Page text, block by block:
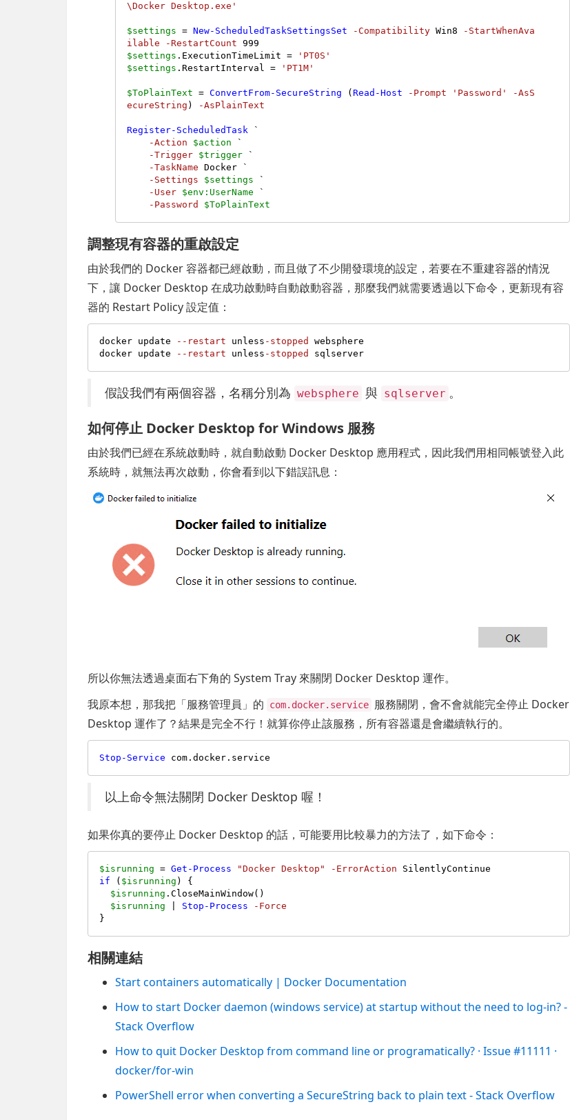
\Docker Desktop.exe'
$settings = New-ScheduledTaskSettingsSet -Compatibility Win8
-StartWhenAva
ilable
-RestartCount
999
$settings .ExecutionTimeLimit =
'PT0S'
$settings .RestartInterval = 'PT1M'
$ToPlainText = ConvertFrom-SecureString (Read-Host -Prompt 'Password'
-AsS
ecureString ) -AsPlainText
Register-ScheduledTask `
-Action
$action `
-Trigger $trigger `
-TaskName Docker `
-Settings
$settings `
-User $env:UserName `
-Password
$ToPlainText
調整現有容器的重啟設定
由於我們的 Docker 容器都已經啟動，而且做了不少開發環境的設定，若要在不重建容器的情況
下，讓 Docker Desktop 在成功啟動時自動啟動容器，那麼我們就需要透過以下命令，更新現有容
器的 Restart Policy 設定值：
docker update --restart unless -stopped
websphere
docker update
--restart unless -stopped
假設我們有兩個容器，名稱分別為 websphere 與 sqlserver 。
如何停止 Docker Desktop for Windows 服務
由於我們已經在系統啟動時，就自動啟動 Docker Desktop 應用程式，因此我們用相同帳號登入此
系統時，就無法再次啟動，你會看到以下錯誤訊息：
所以你無法透過桌面右下角的 System Tray 來關閉 Docker Desktop 運作。
我原本想，那我把「服務管理員」的
com.docker.service 服務關閉，會不會就能完全停止 Docker
Desktop 運作了？結果是完全不行！就算你停止該服務，所有容器還是會繼續執行的。
Stop-Service
以上命令無法關閉 Docker Desktop 喔！
如果你真的要停止 Docker Desktop 的話，可能要用比較暴力的方法了，如下命令：
$isrunning = Get-Process "Docker Desktop" -ErrorAction
if ( $isrunning ) {
$isrunning .CloseMainWindow()
$isrunning
Stop-Process
-Force
相關連結
Start containers automatically | Docker Documentation
How to start Docker daemon (windows service) at startup without the need to log-in? -
Stack Overflow
How to quit Docker Desktop from command line or programatically? · Issue #11111 ·
docker/for-win
PowerShell error when converting a SecureString back to plain text - Stack Overflow